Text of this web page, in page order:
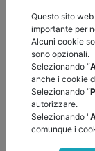
home eventi
Questo sito
importante per
Alcuni cookie
sono opzionali.
Selezionando “
anche i cookie
Selezionando “
autorizzare.
Selezionando "
comunque i